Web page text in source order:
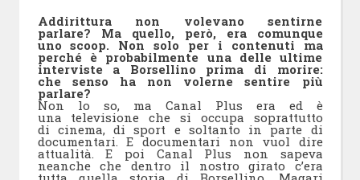
Addirittura non volevano sentirne
parlare? Ma quello, però, era comunque
uno scoop. Non solo per i contenuti ma
perché è probabilmente una delle ultime
interviste a Borsellino prima di morire:
che senso ha non volerne sentire più
parlare?
Non lo so, ma Canal Plus era ed è
una televisione che si occupa soprattutto
di cinema, di sport e soltanto in parte di
documentari. E documentari non vuol dire
attualità. E poi Canal Plus non sapeva
neanche che dentro il nostro girato c’era